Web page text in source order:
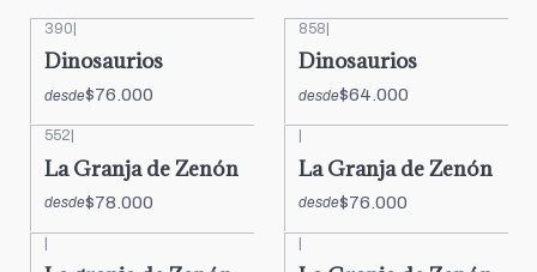
390
Dinosaurios
desde$76.000
858
Dinosaurios
desde$64.000
552
La Granja de Zenón
desde$78.000
La Granja de Zenón
desde$76.000
| |